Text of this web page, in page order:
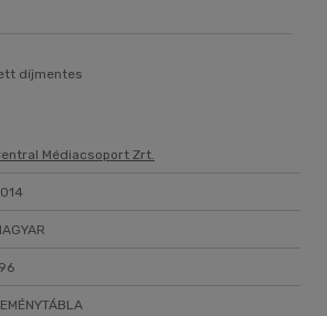
meg lehet élni a hétköznapok
gyermekeink jövőjét.
díjmentes
Médiacsoport Zrt.